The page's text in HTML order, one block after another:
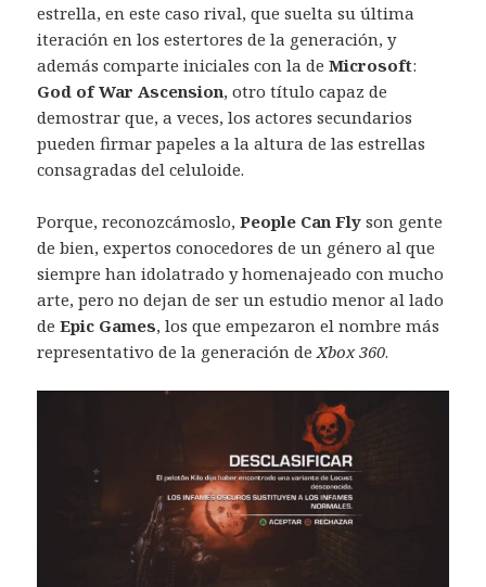
estrella, en este caso rival, que suelta su última
iteración en los estertores de la generación, y
además comparte iniciales con la deMicrosoft:
God of War Ascension, otro título capaz de
demostrar que, a veces, los actores secundarios
pueden firmar papeles a la altura de las estrellas
consagradas del celuloide.
Porque, reconozcámoslo,People Can Fly son gente
de bien, expertos conocedores de un género al que
siempre han idolatrado y homenajeado con mucho
arte, pero no dejan de ser un estudio menor al lado
deEpic Games, los que empezaron el nombre más
representativo de la generación deXbox 360.